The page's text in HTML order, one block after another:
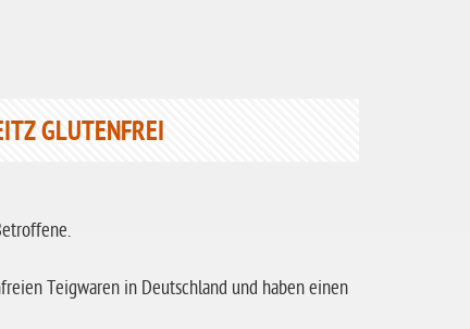
GLUTENFREI
Teigwaren in Deutschland und haben einen